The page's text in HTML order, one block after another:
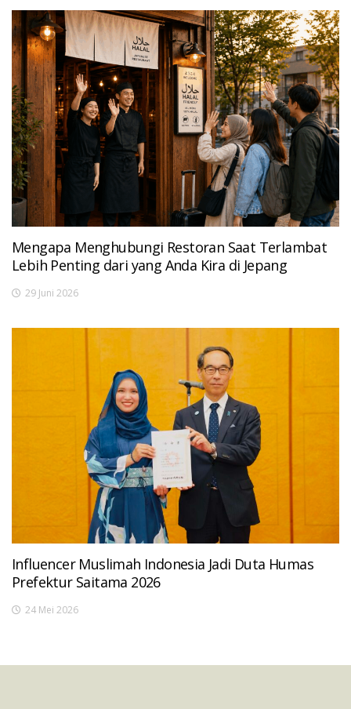
Mengapa Menghubungi Restoran Saat Terlambat
Lebih Penting dari yang Anda Kira di Jepang
29 Juni 2026
Influencer Muslimah Indonesia Jadi Duta Humas
Prefektur Saitama 2026
24 Mei 2026